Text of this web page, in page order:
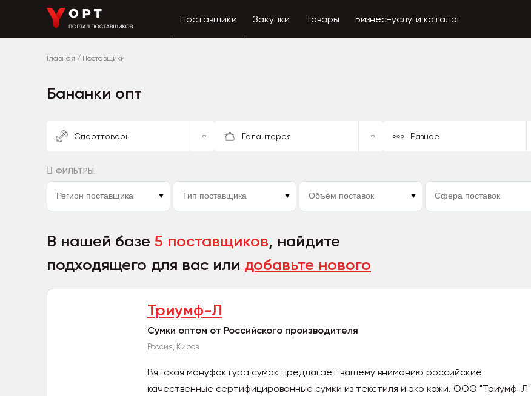
Поставщики Закупки Товары Бизнес-услуги каталог
Главная / Поставщики
Бананки опт
Спорттовары Галантерея Разное
ФИЛЬТРЫ:
В нашей базе 5 поставщиков, найдите
подходящего для вас или добавьте нового
Триумф-Л
Cумки оптом от Российского производителя
Россия, Киров
Вятская мануфактура сумок предлагает вашему вниманию российские
качественные сертифицированные сумки из текстиля и эко кожи. ООО "Триумф-Л"